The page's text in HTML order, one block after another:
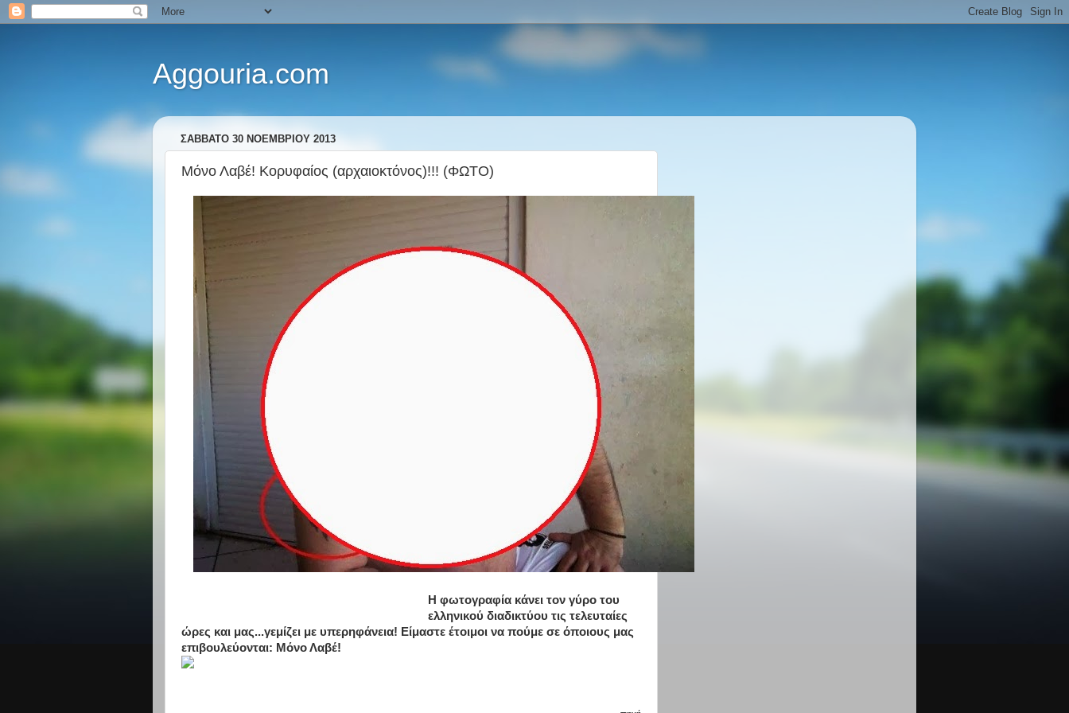
Aggouria.com
ΣΆΒΒΑΤΟ 30 ΝΟΕΜΒΡΊΟΥ 2013
Μόνο Λαβέ! Κορυφαίος (αρχαιοκτόνος)!!! (ΦΩΤΟ)
Η φωτογραφία κάνει τον γύρο του
ελληνικού διαδικτύου τις τελευταίες
ώρες και μας...γεμίζει με υπερηφάνεια! Είμαστε έτοιμοι να πούμε σε όποιους μας
επιβουλεύονται: Μόνο Λαβέ!